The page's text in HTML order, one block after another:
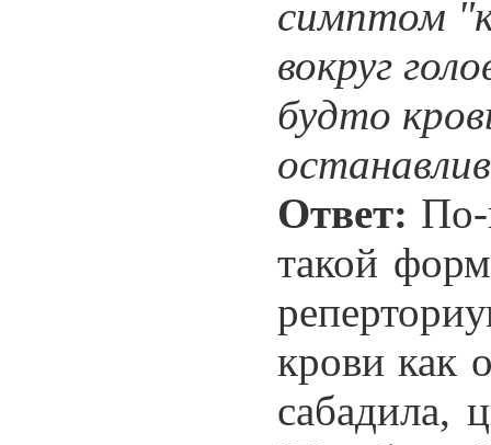
симптом
вокруг
будто
Ответ: По-
такой
крови как
сабадила,